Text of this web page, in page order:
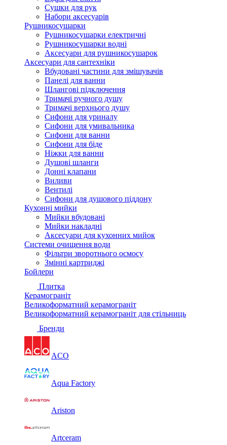
Сушки для рук
Набори аксесуарів
Рушникосушарки
Рушникосушарки електричні
Рушникосушарки водні
Аксесуари для рушникосушарок
Аксесуари для сантехніки
Вбудовані частини для змішувачів
Панелі для ванни
Шлангові підключення
Тримачі ручного душу
Тримачі верхнього душу
Сифони для уриналу
Сифони для умивальника
Сифони для ванни
Сифони для біде
Ніжки для ванни
Душові шланги
Донні клапани
Виливи
Вентилі
Сифони для душового піддону
Кухонні мийки
Мийки вбудовані
Мийки накладні
Аксесуари для кухонних мийок
Системи очищення води
Фільтри зворотнього осмосу
Змінні картриджі
Бойлери
Плитка
Керамограніт
Великоформатний керамограніт
Великоформатний керамограніт для стільниць
Бренди
ACO
Aqua Factory
Ariston
Artceram